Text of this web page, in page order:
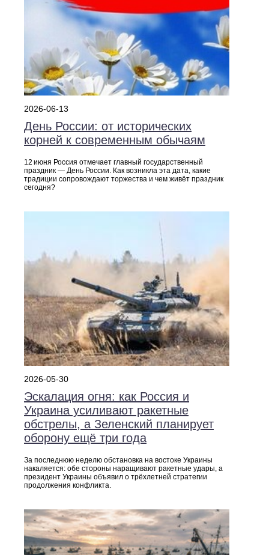
2026-06-13
День России: от исторических
корней к современным обычаям
12 июня Россия отмечает главный государственный
праздник — День России. Как возникла эта дата, какие
традиции сопровождают торжества и чем живёт праздник
сегодня?
2026-05-30
Эскалация огня: как Россия и
Украина усиливают ракетные
обстрелы, а Зеленский планирует
оборону ещё три года
За последнюю неделю обстановка на востоке Украины
накаляется: обе стороны наращивают ракетные удары, а
президент Украины объявил о трёхлетней стратегии
продолжения конфликта.